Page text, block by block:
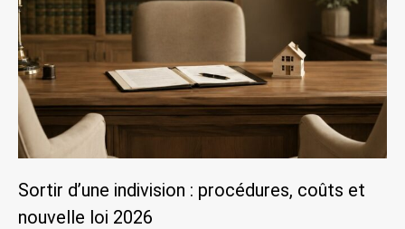
Sortir d’une indivision : procédures, coûts et
nouvelle loi 2026